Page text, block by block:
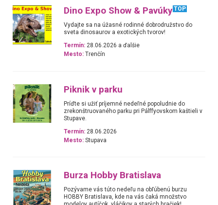
Dino Expo Show & Pavúky TOP
Vydajte sa na úžasné rodinné dobrodružstvo do
sveta dinosaurov a exotických tvorov!
Termín: 28.06.2026 a ďalšie
Mesto: Trenčín
Piknik v parku
Príďte si užiť príjemné nedeľné popoludnie do
zrekonštruovaného parku pri Pálffyovskom kaštieli v
Stupave.
Termín: 28.06.2026
Mesto: Stupava
Burza Hobby Bratislava
Pozývame vás túto nedeľu na obľúbenú burzu
HOBBY Bratislava, kde na vás čaká množstvo